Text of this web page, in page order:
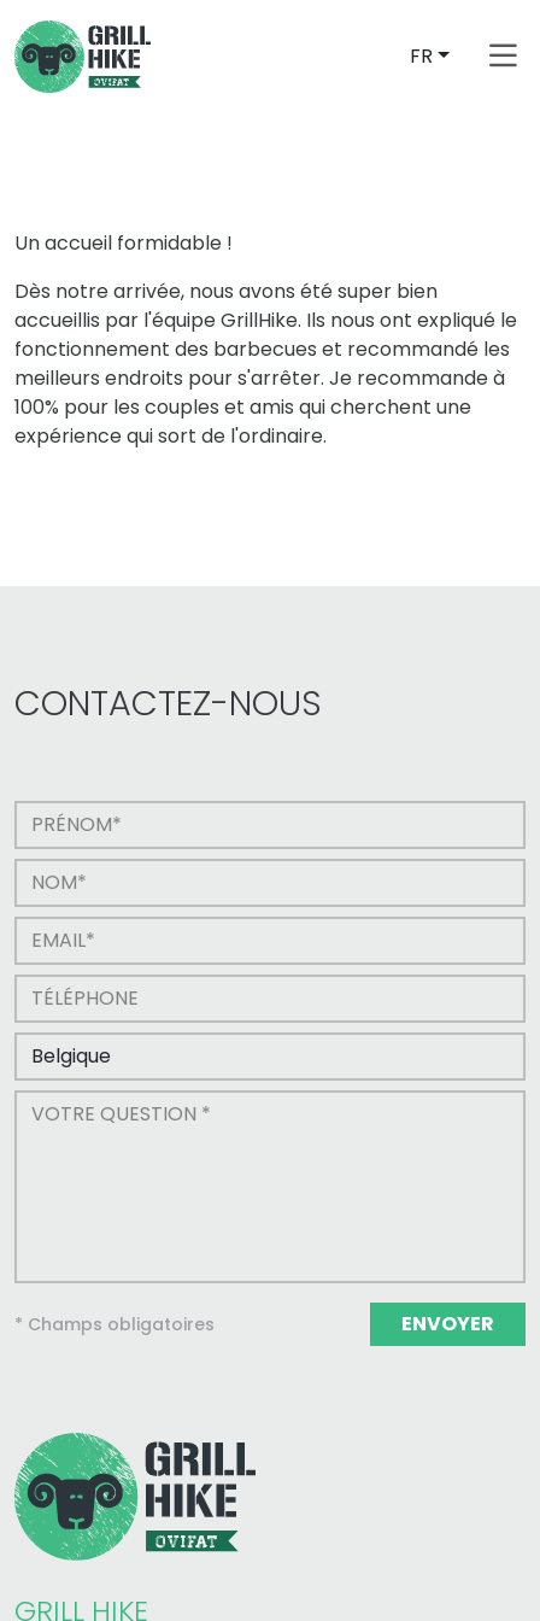
FR
Un accueil formidable !
Dès notre arrivée, nous avons été super bien
accueillis par l'équipe GrillHike. Ils nous ont expliqué le
fonctionnement des barbecues et recommandé les
meilleurs endroits pour s'arrêter. Je recommande à
100% pour les couples et amis qui cherchent une
expérience qui sort de l'ordinaire.
CONTACTEZ-NOUS
* Champs obligatoires ENVOYER
GRILL HIKE